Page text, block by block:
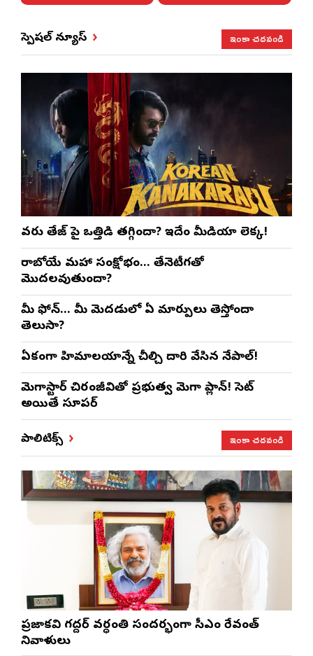
స్పెషల్ న్యూస్ ఇంకా చదవండి
వరుణ్ తేజ్‌ పై ఒత్తిడి తగ్గిందా? ఇదేం మీడియా లెక్క!
రాబోయే మహా సంక్షోభం… తేనెటీగతో
మొదలవుతుందా?
మీ ఫోన్… మీ మెదడులో ఏ మార్పులు తెస్తోందా
తెలుసా?
ఏకంగా హిమాలయాన్నే చీల్చి దారి వేసిన నేపాల్!
మెగాస్టార్ చిరంజీవితో ప్రభుత్వ మెగా ప్లాన్! సెట్
అయితే సూపర్
పాలిటిక్స్ ఇంకా చదవండి
ప్రజాకవి గద్దర్‌ వర్ధంతి సందర్భంగా సీఎం రేవంత్‌
నివాళులు